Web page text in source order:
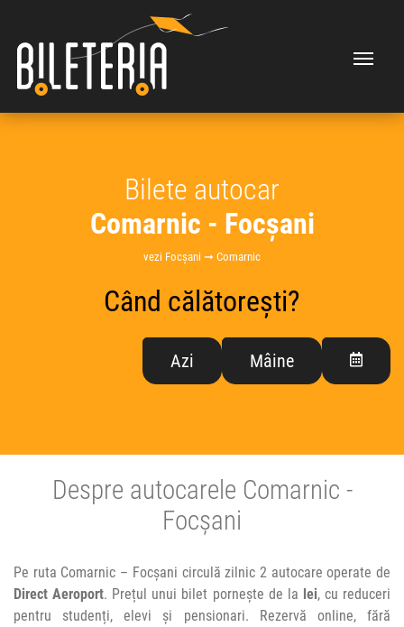
Bilete autocar
Comarnic - Focșani
vezi Focșani ➞ Comarnic
Când călătorești?
Azi Mâine
Despre autocarele Comarnic -
Focșani
Pe ruta Comarnic – Focșani circulă zilnic 2 autocare operate de
Direct Aeroport. Prețul unui bilet pornește de la lei, cu reduceri
pentru studenți, elevi și pensionari. Rezervă online, fără